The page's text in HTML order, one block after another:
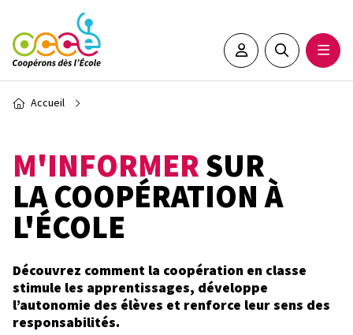
Aller au contenu principal
Espace adhérent•e
Rechercher
Fil d'Ariane
Accueil
M'INFORMERSUR
LA COOPÉRATION À
L'ÉCOLE
Découvrez comment la coopération en classe
stimule les apprentissages, développe
l’autonomie des élèves et renforce leursens des
responsabilités.